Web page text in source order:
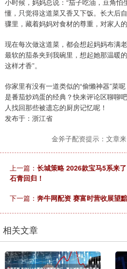
小时候，妈妈总说：“茄子吃油，豆角怕
懂，只觉得这道菜又香又下饭。长大后
骤里，藏着妈妈对食材的尊重，对家人的
现在每次做这道菜，都会想起妈妈布满
最软的茄条夹到我碗里，想起她那温暖
这样才香”。
你家里有没有一道类似的“偷懒神器”菜
是番茄炒鸡蛋的经典？快来评论区聊聊
人找回那些被遗忘的厨房记忆呢！
发布于：浙江省
金斧子配资提示：文章
上一篇： 长城策略 2026款宝马5系来
石青回归！
下一篇： 奔牛网配资 赛富时营收展望
相关文章